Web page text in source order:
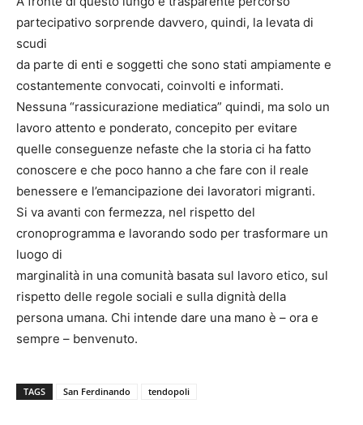
partecipativo sorprende davvero, quindi, la levata di
scudi
da parte di enti e soggetti che sono stati ampiamente e
costantemente convocati, coinvolti e informati.
Nessuna “rassicurazione mediatica” quindi, ma solo un
lavoro attento e ponderato, concepito per evitare
quelle conseguenze nefaste che la storia ci ha fatto
conoscere e che poco hanno a che fare con il reale
benessere e l’emancipazione dei lavoratori migranti.
Si va avanti con fermezza, nel rispetto del
cronoprogramma e lavorando sodo per trasformare un
luogo di
marginalità in una comunità basata sul lavoro etico, sul
rispetto delle regole sociali e sulla dignità della
persona umana. Chi intende dare una mano è – ora e
sempre – benvenuto.
TAGS San Ferdinando tendopoli